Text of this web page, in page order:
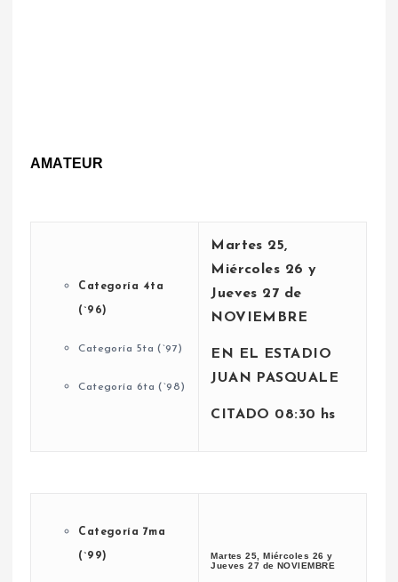
AMATEUR
Categoría 4ta
(`96)
Categoría 5ta (`97)
Categoría 6ta (`98)
Martes 25,
Miércoles 26 y
Jueves 27 de
NOVIEMBRE
EN EL ESTADIO
JUAN PASQUALE
CITADO 08:30 hs
Categoría 7ma
(`99)
Martes 25, Miércoles 26 y
Jueves 27 de NOVIEMBRE